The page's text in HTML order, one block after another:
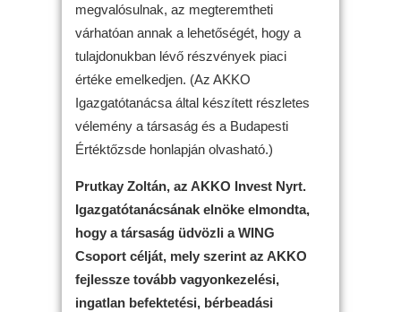
megvalósulnak, az megteremtheti
várhatóan annak a lehetőségét, hogy a
tulajdonukban lévő részvények piaci
értéke emelkedjen. (Az AKKO
Igazgatótanácsa által készített részletes
vélemény a társaság és a Budapesti
Értéktőzsde honlapján olvasható.)
Prutkay Zoltán, az AKKO Invest Nyrt.
Igazgatótanácsának elnöke elmondta,
hogy a társaság üdvözli a WING
Csoport célját, mely szerint az AKKO
fejlessze tovább vagyonkezelési,
ingatlan befektetési, bérbeadási